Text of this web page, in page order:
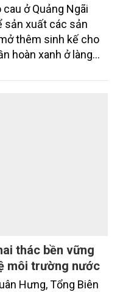
ở Quảng Ngãi
sản xuất các sản
thêm sinh kế cho
hoàn xanh ở làng
thị trường trong nước
thác bền vững
môi trường nước
Hưng, Tổng Biên